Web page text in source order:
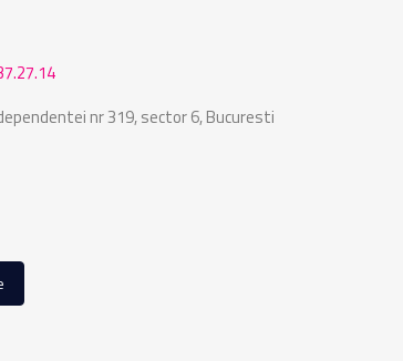
nr 319, sector 6, Bucuresti